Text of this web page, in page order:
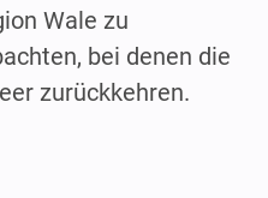
Wale zu
bei denen die
zurückkehren.